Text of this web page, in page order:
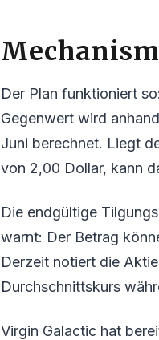
Der Plan funktioniert
Gegenwert wird
Juni berechnet. Liegt
von 2,00 Dollar, kann
Die endgültige
warnt: Der Betrag
Derzeit notiert die
Durchschnittskurs
Virgin Galactic hat